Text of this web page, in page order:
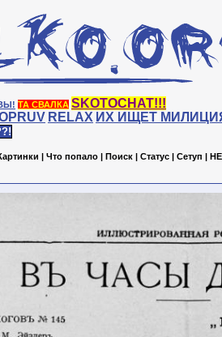
ТА СВАЛКА SKOTOCHAT!!!
RELAX ИХ ИЩЕТ
| Что попало | Поиск | Статус | Сетуп |